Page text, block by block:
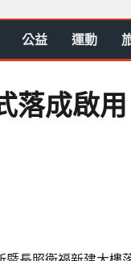
公益 運動
落成啟用